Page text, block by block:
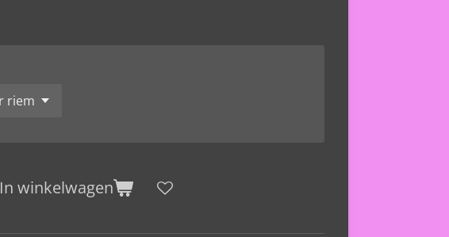
In winkelwagen